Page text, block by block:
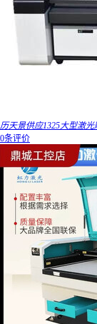
历天景供应1325大型激
0条评价